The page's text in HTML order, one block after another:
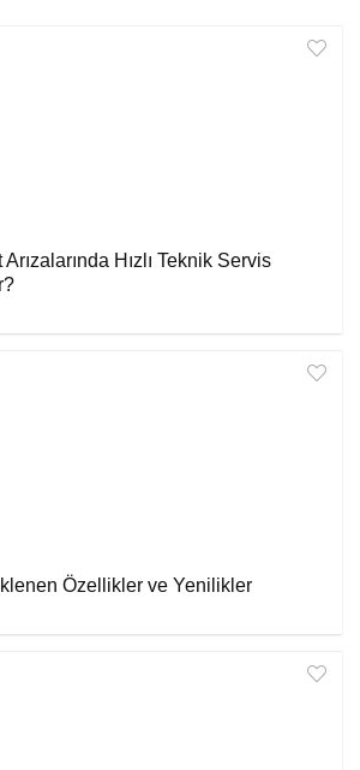
Hızlı Teknik Servis
Özellikler ve Yenilikler